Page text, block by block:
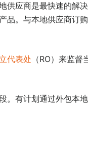
供应商是最快速的解
品。与本地供应商订
代表处 （RO）来监
。有计划通过外包本